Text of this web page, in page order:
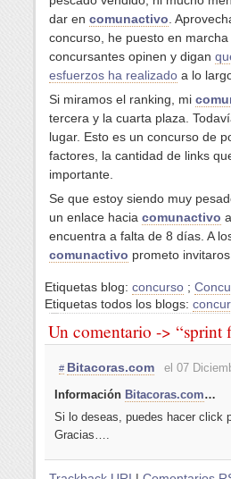
dar en comunactivo .
concurso, he puesto en
concursantes opinen y digan
esfuerzos ha realizado a lo
Si miramos el ranking, mi
tercera y la cuarta plaza.
lugar. Esto es un concurso de
factores, la cantidad de links
importante.
Se que estoy siendo muy
un enlace hacia comunactivo
encuentra a falta de 8 días. A
comunactivo prometo invitaros
Etiquetas blog: concurso ;
Etiquetas todos los blogs:
Un comentario -> “sprint
# Bitacoras.com
el 07
Información Bitacoras.com…
Si lo deseas, puedes hacer click
Gracias….